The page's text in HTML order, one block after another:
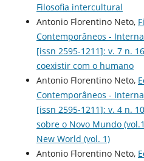
Filosofia intercultural
Antonio Florentino Neto,
Contemporâneos -
[issn 2595-1211]: v. 7 n.
coexistir com o humano
Antonio Florentino Neto,
Contemporâneos -
[issn 2595-1211]: v. 4 n.
sobre o Novo Mundo
New World (vol. 1)
Antonio Florentino Neto,